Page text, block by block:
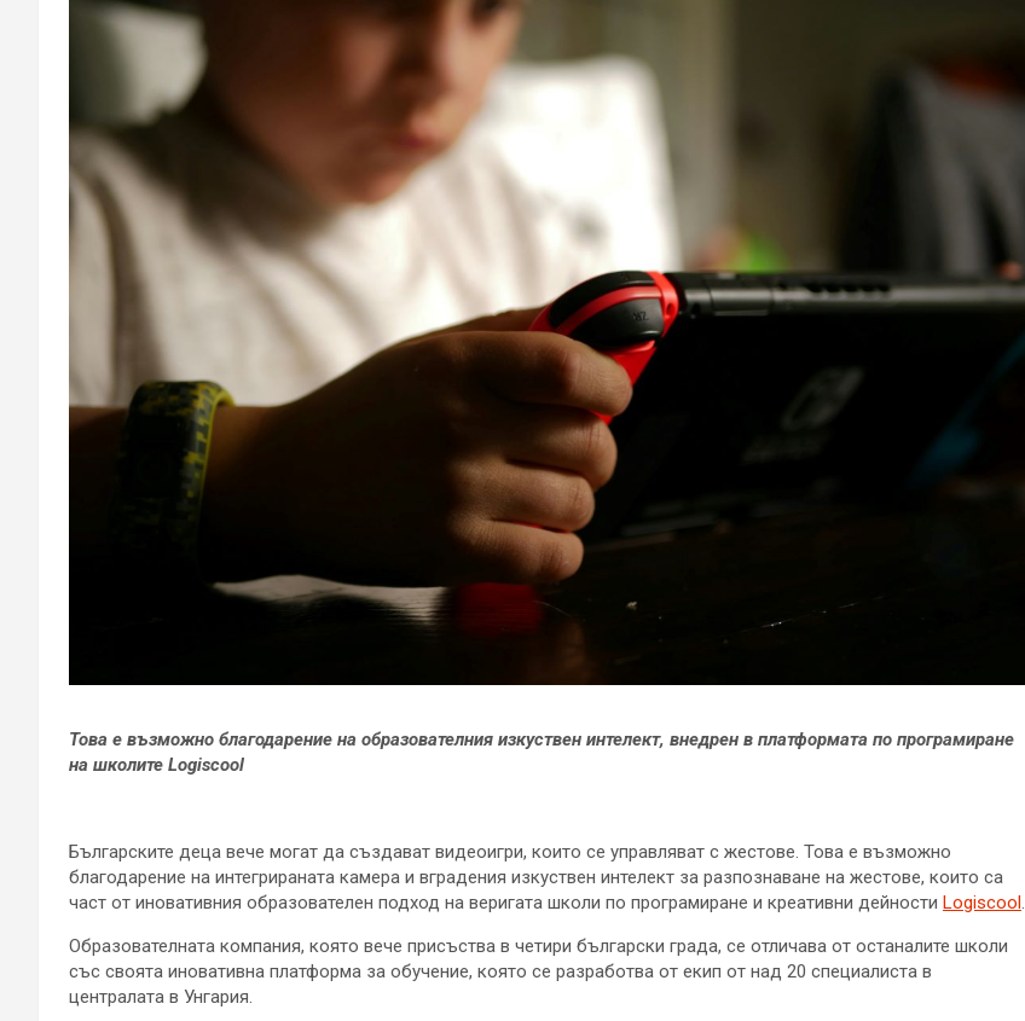
Това е възможно благодарение на образователния изкуствен интелект, внедрен в платформата по програмиране
на школите Logiscool
Българските деца вече могат да създават видеоигри, които се управляват с жестове. Това е възможно
благодарение на интегрираната камера и вградения изкуствен интелект за разпознаване на жестове, които са
част от иновативния образователен подход на веригата школи по програмиране и креативни дейности Logiscool.
Образователната компания, която вече присъства в четири български града, се отличава от останалите школи
със своята иновативна платформа за обучение, която се разработва от екип от над 20 специалиста в
централата в Унгария.